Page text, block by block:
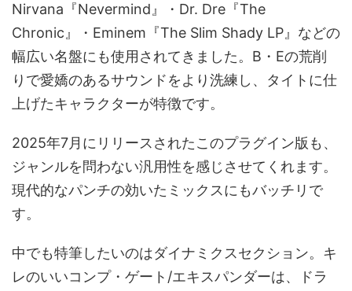
Nirvana『Nevermind』・Dr. Dre『The
Chronic』・Eminem『The Slim Shady LP』などの
幅広い名盤にも使用されてきました。B・Eの荒削
りで愛嬌のあるサウンドをより洗練し、タイトに仕
上げたキャラクターが特徴です。
2025年7月にリリースされたこのプラグイン版も、
ジャンルを問わない汎用性を感じさせてくれます。
現代的なパンチの効いたミックスにもバッチリで
す。
中でも特筆したいのはダイナミクスセクション。キ
レのいいコンプ・ゲート/エキスパンダーは、ドラ